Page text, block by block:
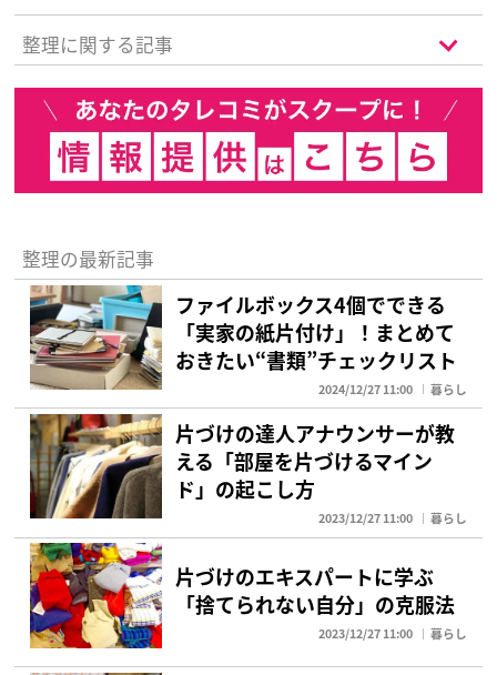
整理に関する記事
整理の最新記事
ファイルボックス4個でできる
「実家の紙片付け」！まとめて
おきたい“書類”チェックリスト
2024/12/27 11:00 暮らし
片づけの達人アナウンサーが教
える「部屋を片づけるマイン
ド」の起こし方
2023/12/27 11:00 暮らし
片づけのエキスパートに学ぶ
「捨てられない自分」の克服法
2023/12/27 11:00 暮らし